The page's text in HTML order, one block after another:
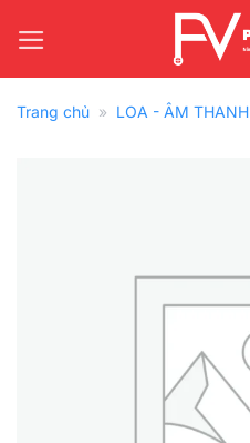
qua
Trang chủ » LOA - ÂM THANH